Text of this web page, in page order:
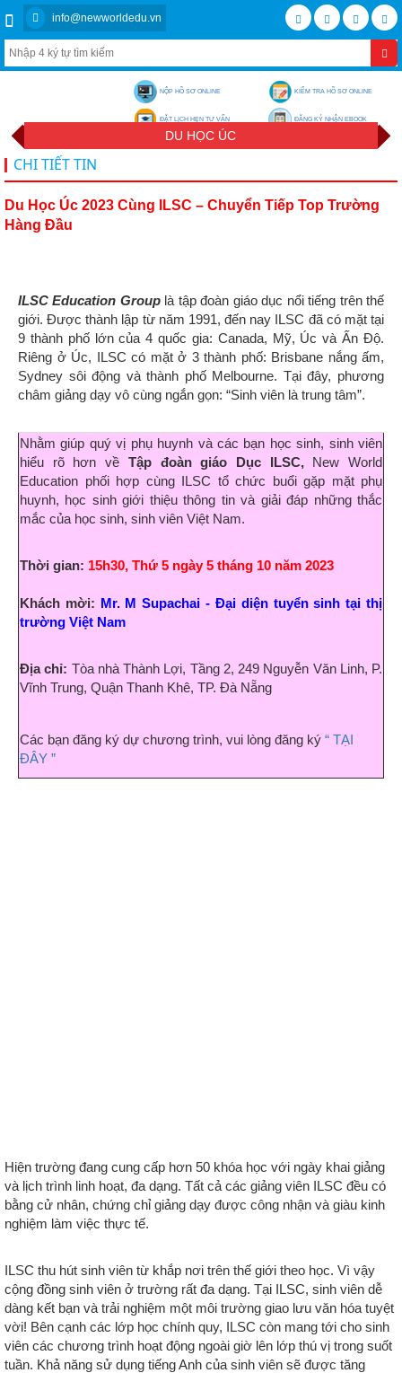
info@newworldedu.vn
NỘP HỒ SƠ ONLINE KIỂM TRA HỒ SƠ ONLINE
ĐẶT LỊCH HẸN TƯ VẤN ĐĂNG KÝ NHẬN EBOOK
DU HỌC ÚC
CHI TIẾT TIN
Du Học Úc 2023 Cùng ILSC – Chuyển Tiếp Top Trường
Hàng Đầu
ILSC Education Grouplà tập đoàn giáo dục nổi tiếng trên thế
giới. Được thành lập từ năm 1991, đến nay ILSC đã có mặt tại
9 thành phố lớn của 4 quốc gia: Canada, Mỹ, Úc và Ấn Độ.
Riêng ở Úc, ILSC có mặt ở 3 thành phố: Brisbane nắng ấm,
Sydney sôi động và thành phố Melbourne. Tại đây, phương
châm giảng dạy vô cùng ngắn gọn: “Sinh viên là trung tâm”.
Nhằm giúp quý vị phụ huynh và các bạn học sinh, sinh viên
hiểu rõ hơn về Tập đoàn giáo Dục ILSC, New World
Education phối hợp cùngILSC tổ chức buổi gặp mặt phụ
huynh, học sinh giới thiệu thông tin và giải đáp những thắc
mắc của học sinh, sinh viên Việt Nam.
Thời gian: 15h30, Thứ 5 ngày 5 tháng 10 năm 2023
Khách mời: Mr. M Supachai - Đại diện tuyển sinh tại thị
trường Việt Nam
Địa chỉ: Tòa nhà Thành Lợi, Tầng 2, 249 Nguyễn Văn Linh, P.
Vĩnh Trung, Quận Thanh Khê, TP. Đà Nẵng
Các bạn đăng ký dự chương trình, vui lòng đăng ký “ TẠI
ĐÂY ”
Hiện trường đang cung cấp hơn 50 khóa học với ngày khai giảng
và lịch trình linh hoạt, đa dạng. Tất cả các giảng viên ILSC đều có
bằng cử nhân, chứng chỉ giảng dạy được công nhận và giàu kinh
nghiệm làm việc thực tế.
ILSC thu hút sinh viên từ khắp nơi trên thế giới theo học. Vì vậy
cộng đồng sinh viên ở trường rất đa dạng. Tại ILSC, sinh viên dễ
dàng kết bạn và trải nghiệm một môi trường giao lưu văn hóa tuyệt
vời! Bên cạnh các lớp học chính quy, ILSC còn mang tới cho sinh
viên các chương trình hoạt động ngoài giờ lên lớp thú vị trong suốt
tuần. Khả năng sử dụng tiếng Anh của sinh viên sẽ được tăng